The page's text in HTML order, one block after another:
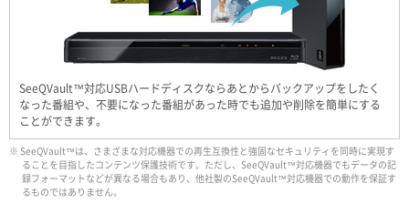
SeeQVault™対応USBハードディスクならあとからバックアップをしたく
なった番組や、不要になった番組があった時でも追加や削除を簡単にする
ことができます。
※ SeeQVault™は、さまざまな対応機器での再生互換性と強固なセキュリティを同時に実現す
ることを目指したコンテンツ保護技術です。ただし、SeeQVault™対応機器でもデータの記
録フォーマットなどが異なる場合もあり、他社製のSeeQVault™対応機器での動作を保証す
るものではありません。